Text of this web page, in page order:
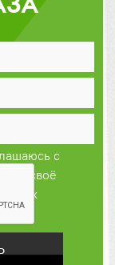
с
даю своё